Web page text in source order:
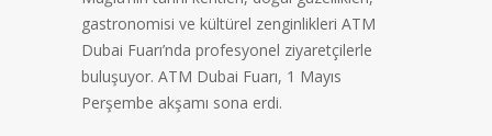
gastronomisi ve kültürel zenginlikleri ATM
Dubai Fuarı’nda profesyonel ziyaretçilerle
buluşuyor. ATM Dubai Fuarı, 1 Mayıs
Perşembe akşamı sona erdi.